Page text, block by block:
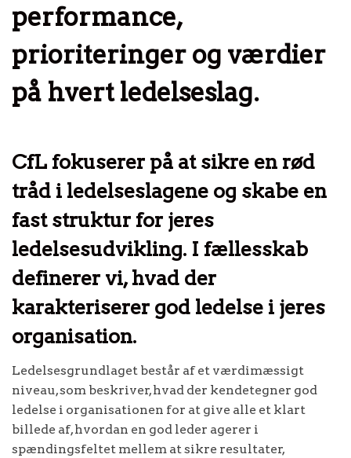
performance,
prioriteringer og værdier
på hvert ledelseslag.
CfL fokuserer på at sikre en rød
tråd i ledelseslagene og skabe en
fast struktur for jeres
ledelsesudvikling. I fællesskab
definerer vi, hvad der
karakteriserer god ledelse i jeres
organisation.
Ledelsesgrundlaget består af et værdimæssigt
niveau, som beskriver, hvad der kendetegner god
ledelse i organisationen for at give alle et klart
billede af, hvordan en god leder agerer i
spændingsfeltet mellem at sikre resultater,